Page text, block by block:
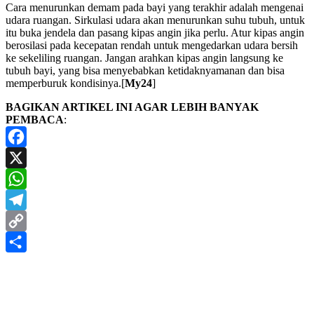
Cara menurunkan demam pada bayi yang terakhir adalah mengenai
udara ruangan. Sirkulasi udara akan menurunkan suhu tubuh, untuk
itu buka jendela dan pasang kipas angin jika perlu. Atur kipas angin
berosilasi pada kecepatan rendah untuk mengedarkan udara bersih
ke sekeliling ruangan. Jangan arahkan kipas angin langsung ke
tubuh bayi, yang bisa menyebabkan ketidaknyamanan dan bisa
memperburuk kondisinya.[My24]
BAGIKAN ARTIKEL INI AGAR LEBIH BANYAK
PEMBACA:
Facebook
X
WhatsApp
Telegram
Copy